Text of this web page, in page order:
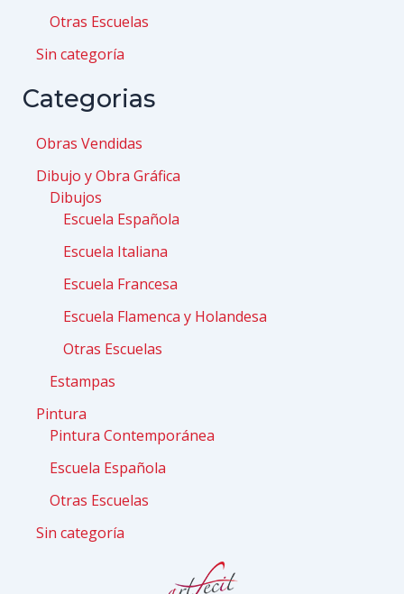
Otras Escuelas
Sin categoría
Categorias
Obras Vendidas
Dibujo y Obra Gráfica
Dibujos
Escuela Española
Escuela Italiana
Escuela Francesa
Escuela Flamenca y Holandesa
Otras Escuelas
Estampas
Pintura
Pintura Contemporánea
Escuela Española
Otras Escuelas
Sin categoría